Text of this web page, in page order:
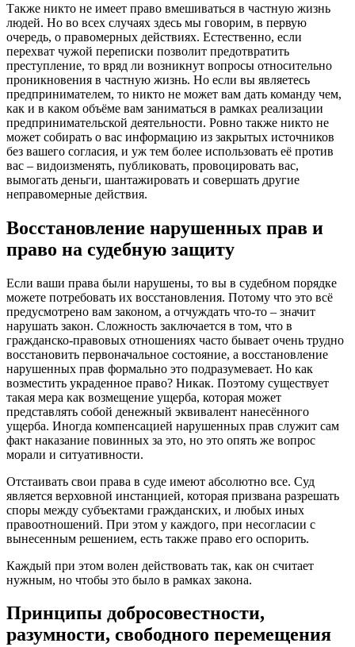
Также никто не имеет право вмешиваться в частную жизнь
людей. Но во всех случаях здесь мы говорим, в первую
очередь, о правомерных действиях. Естественно, если
перехват чужой переписки позволит предотвратить
преступление, то вряд ли возникнут вопросы относительно
проникновения в частную жизнь. Но если вы являетесь
предпринимателем, то никто не может вам дать команду чем,
как и в каком объёме вам заниматься в рамках реализации
предпринимательской деятельности. Ровно также никто не
может собирать о вас информацию из закрытых источников
без вашего согласия, и уж тем более использовать её против
вас – видоизменять, публиковать, провоцировать вас,
вымогать деньги, шантажировать и совершать другие
неправомерные действия.
Восстановление нарушенных прав и
право на судебную защиту
Если ваши права были нарушены, то вы в судебном порядке
можете потребовать их восстановления. Потому что это всё
предусмотрено вам законом, а отчуждать что-то – значит
нарушать закон. Сложность заключается в том, что в
гражданско-правовых отношениях часто бывает очень трудно
восстановить первоначальное состояние, а восстановление
нарушенных прав формально это подразумевает. Но как
возместить украденное право? Никак. Поэтому существует
такая мера как возмещение ущерба, которая может
представлять собой денежный эквивалент нанесённого
ущерба. Иногда компенсацией нарушенных прав служит сам
факт наказание повинных за это, но это опять же вопрос
морали и ситуативности.
Отстаивать свои права в суде имеют абсолютно все. Суд
является верховной инстанцией, которая призвана разрешать
споры между субъектами гражданских, и любых иных
правоотношений. При этом у каждого, при несогласии с
вынесенным решением, есть также право его оспорить.
Каждый при этом волен действовать так, как он считает
нужным, но чтобы это было в рамках закона.
Принципы добросовестности,
разумности, свободного перемещения